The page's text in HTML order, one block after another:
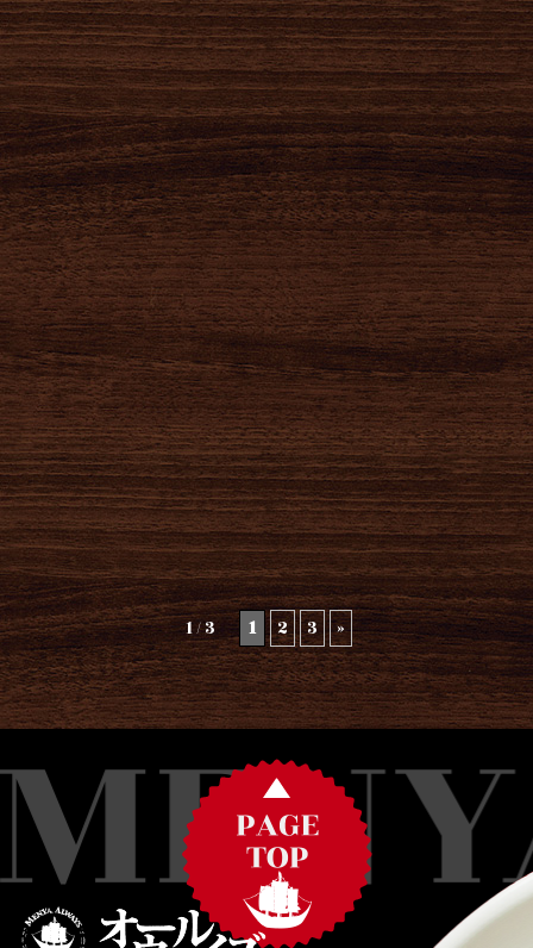
2020-02-14
本店 営業時間 変
更のお知らせ
こんにちは オールウェイズ本店です！ 今日より15時〜18時の時間は営業再開しますのでどうぞよろしくお...
2020-02-10
本店・長与店2月
営業日程一部変
更について
平素は当店をご利用いただき御厚情のほど、心より御礼申し上げます。 表題の件について誠に勝手ではあります...
2020-01-25
本店 営業時間 変
更のお知らせ
本店店長が怪我した為に当分の間15時〜18時まで中休憩をいただきます。 ご来店予定のお客様は大変申し訳...
1 / 3 1 2 3 »